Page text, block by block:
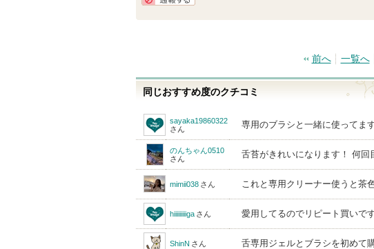
前へ 一覧へ
同じおすすめ度のクチコミ
sayaka19860322
さん
専用のブラシと一緒に使ってま
のんちゃん0510
さん
舌苔がきれいになります！ 何
mimii038 さん これと専用クリーナー使うと茶
hiiiiiiiiiga さん 愛用してるのでリピート買いで
ShinN さん 舌専用ジェルとブラシを初めて